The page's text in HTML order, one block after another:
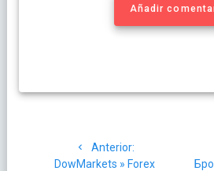
Añadir
Anterior:Post
anterior:
DowMarkets » Forex